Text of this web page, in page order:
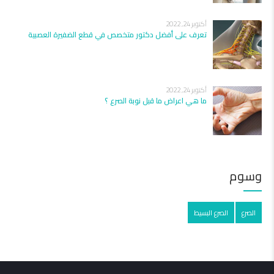
أكتوبر 24, 2022
تعرف على أفضل دكتور متخصص في قطع الضفيرة العصبية
أكتوبر 24, 2022
ما هي اعراض ما قبل نوبة الصرع ؟
وسوم
الصرع الصرع البسيط